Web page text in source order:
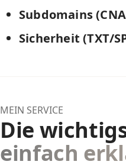
Subdomains
Sicherheit (TXT/
MEIN SERVICE
Die
einfach